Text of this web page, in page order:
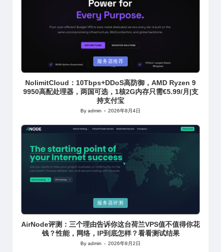
Posted
in
服务器推荐
NolimitCloud：10Tbps+DDoS高防御，AMD Ryzen 9
9950高配处理器，两国可选，1核2G内存只需€5.99/月|支
持支付宝
Posted
Byadmin 2026年8月4日
in
服务器评测
AirNode评测：三个理由告诉你这台荷兰VPS值不值得你花
钱？性能，网络，IP到底怎样？看看测试结果
Posted
Byadmin 2026年8月2日